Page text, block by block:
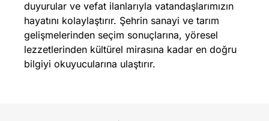
duyurular ve vefat ilanlarıyla vatandaşlarımızın
hayatını kolaylaştırır. Şehrin sanayi ve tarım
gelişmelerinden seçim sonuçlarına, yöresel
lezzetlerinden kültürel mirasına kadar en doğru
bilgiyi okuyucularına ulaştırır.